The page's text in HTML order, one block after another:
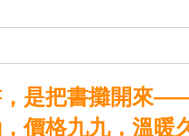
是把書攤開來
價格九九，溫暖